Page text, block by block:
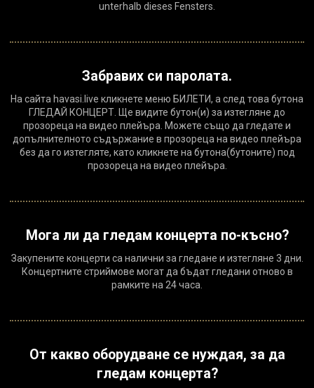
unterhalb dieses Fensters.
Забравих си паролата.
На сайта havasi.live кликнете меню БИЛЕТИ, а след това бутона
ГЛЕДАЙ КОНЦЕРТ. Ще видите бутон(и) за изтегляне до
прозореца на видео плейъра. Можете също да гледате и
допълнителното съдържание в прозореца на видео плейъра
без да го изтегляте, като кликнете на бутона(бутоните) под
прозореца на видео плейъра.
Мога ли да гледам концерта по-късно?
Закупените концерти са налични за гледане и изтегляне 3 дни.
Концертните стриймове могат да бъдат гледани отново в
рамките на 24 часа.
От какво оборудване се нуждая, за да
гледам концерта?